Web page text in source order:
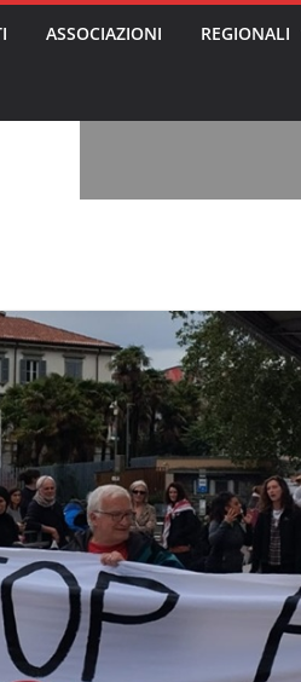
arrestato e
agli
l’analisi di
gli oss?”
degli
ASSOCIAZIONI REGIONALI